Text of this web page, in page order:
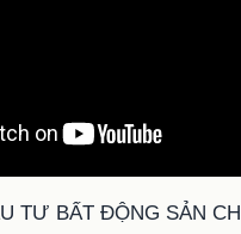
TƯ BẤT ĐỘNG SẢN